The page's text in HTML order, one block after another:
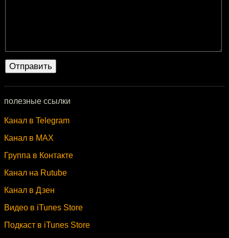
полезные ссылки
Канал в Telegram
Канал в MAX
Группа в Контакте
Канал на Rutube
Канал в Дзен
Видео в iTunes Store
Подкаст в iTunes Store